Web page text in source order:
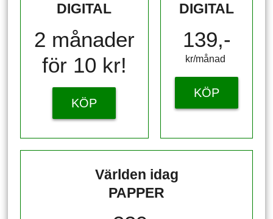
DIGITAL
2 månader
för 10 kr!
KÖP
DIGITAL
139,-
kr/månad ​​​​​​
KÖP
Världen idag
PAPPER